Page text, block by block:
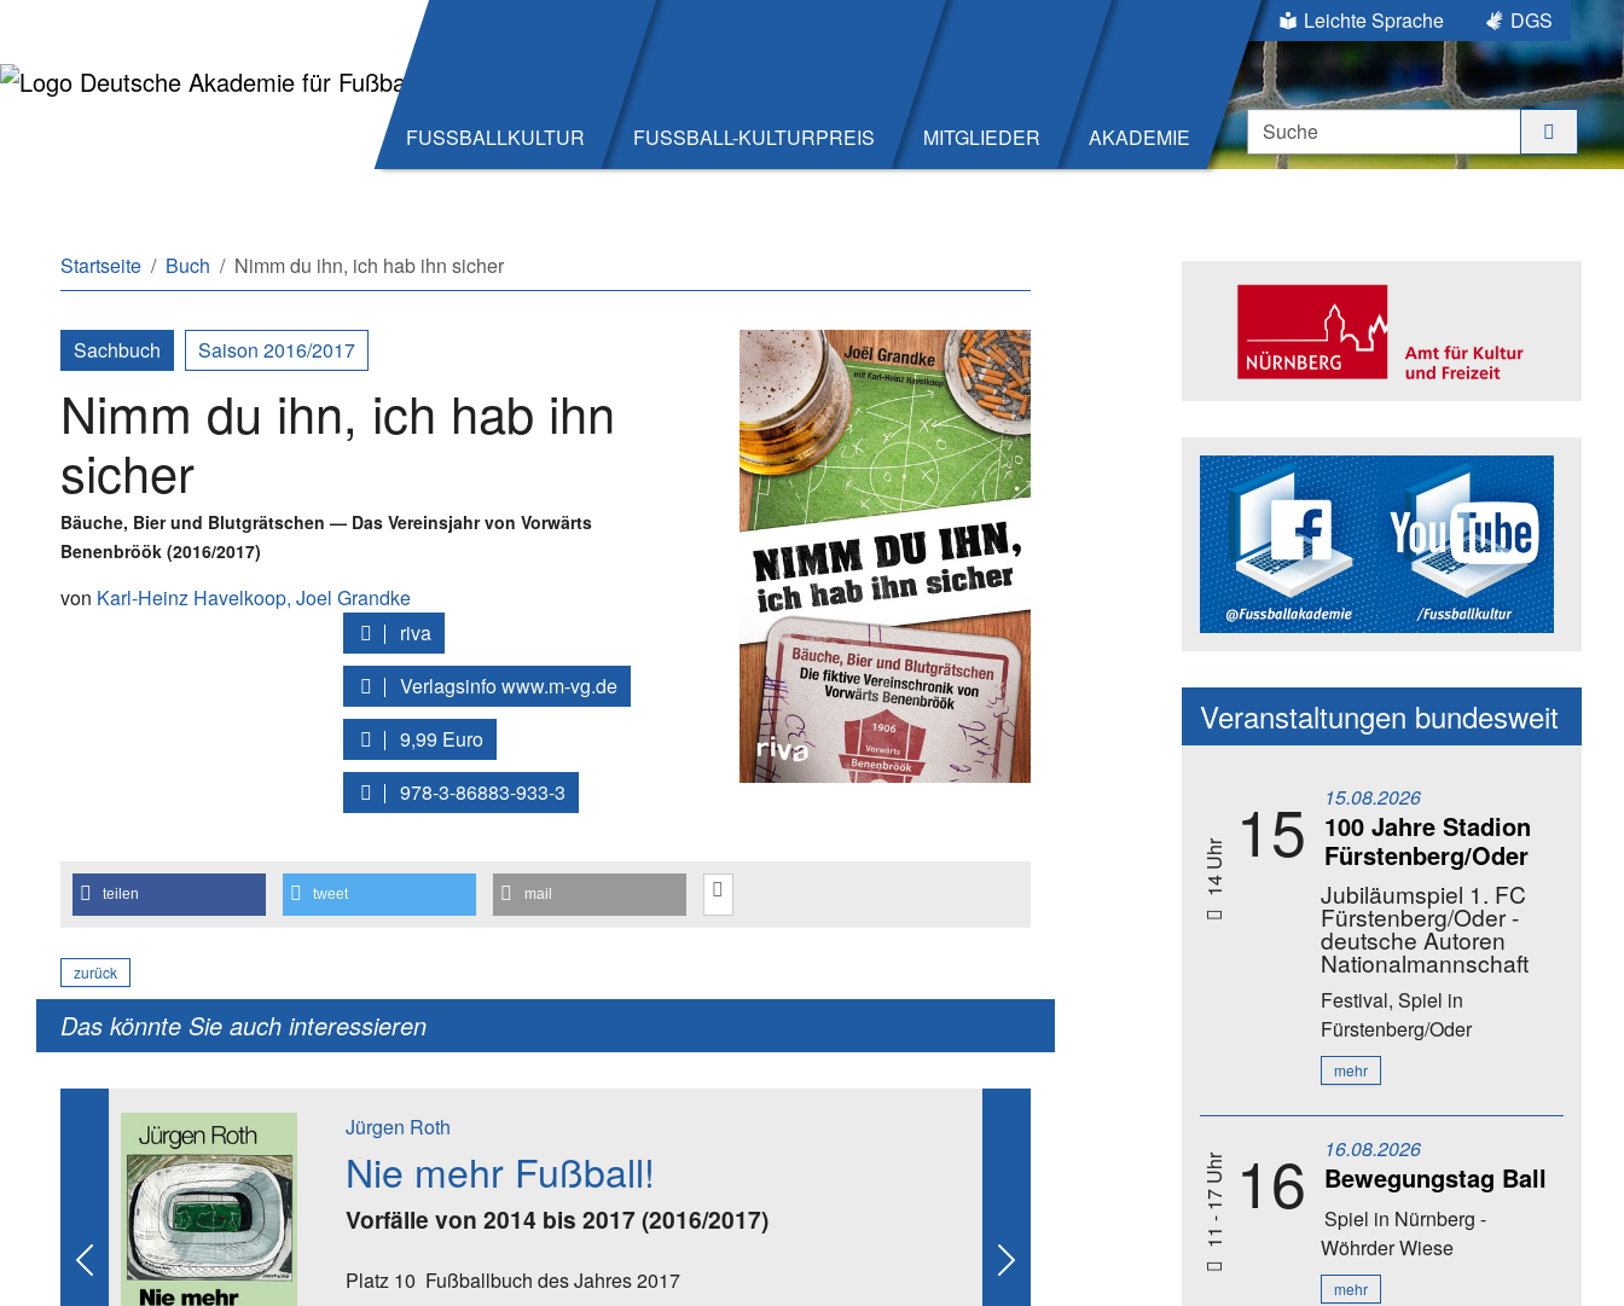
FUSSBALLKULTUR FUSSBALL-KULTURPREIS MITGLIEDER AKADEMIE
Leichte Sprache
DGS
Suche
Sie sind hier:
Startseite Buch Nimm du ihn, ich hab ihn sicher
Sachbuch Saison 2016/2017
Nimm du ihn, ich hab ihn
sicher
Bäuche, Bier und Blutgrätschen — Das Vereinsjahr von Vorwärts
Benenbröök (2016/2017)
von Karl-Heinz Havelkoop, Joel Grandke
riva
Verlagsinfo www.m-vg.de
9,99 Euro
978-3-86883-933-3
teilen tweet mail
zurück
Das könnte Sie auch interessieren
Jürgen Roth
Nie mehr Fußball!
Vorfälle von 2014 bis 2017 (2016/2017)
Platz 10 Fußballbuch des Jahres 2017
Previous Next
Social Media Kanäle der
Veranstaltungen bundesweit
14 Uhr 15 15.08.2026
100 Jahre Stadion
Fürstenberg/Oder
Jubiläumspiel 1. FC
Fürstenberg/Oder -
deutsche Autoren
Nationalmannschaft
Festival, Spiel in
Fürstenberg/Oder
mehr
11 - 17 Uhr 16 16.08.2026
Bewegungstag Ball
Spiel in Nürnberg -
Wöhrder Wiese
mehr